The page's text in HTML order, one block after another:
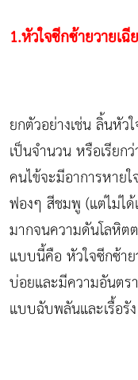
1.หัวใจซีกซ้ายวายเ
ยกตัวอย่างเช่น ลิ้นหัว
เป็นจำนวน หรือเรีย
คนไข้จะมีอาการหาย
ฟองๆ สีชมพู (แต่ไม่ไ
มากจนความดันโลหิต
แบบนี้คือ หัวใจซีกซ้า
บ่อยและมีความอันตร
แบบฉับพลันและเรื้อรัง